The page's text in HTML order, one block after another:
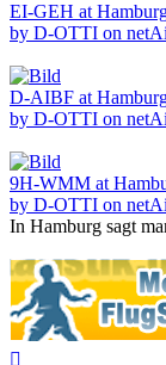
EI-GEH at
by D-OTTI on
D-AIBF at
by D-OTTI on
9H-WMM at
by D-OTTI on
In Hamburg sagt